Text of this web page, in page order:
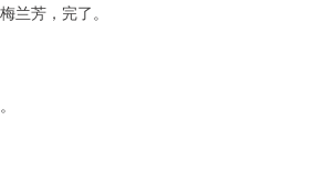
兰芳，完了。